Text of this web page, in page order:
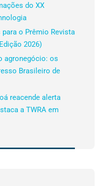
do XX
o Prêmio Revista
2026)
agronegócio: os
Brasileiro de
reacende alerta
a TWRA em